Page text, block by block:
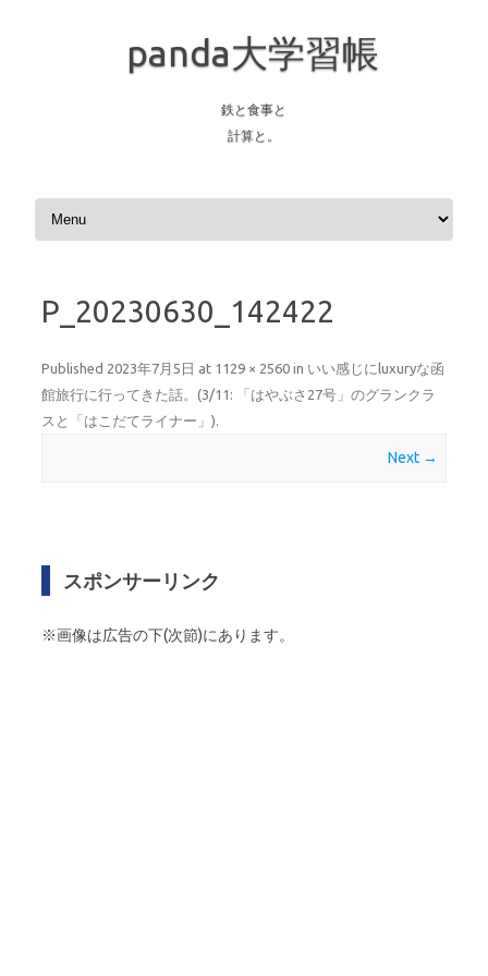
panda大学習帳
鉄と食事と
計算と。
Skip to content
P_20230630_142422
Published 2023年7月5日 at 1129 × 2560 in いい感じにluxuryな函
館旅行に行ってきた話。(3/11: 「はやぶさ27号」のグランクラ
スと「はこだてライナー」).
Next →
スポンサーリンク
※画像は広告の下(次節)にあります。